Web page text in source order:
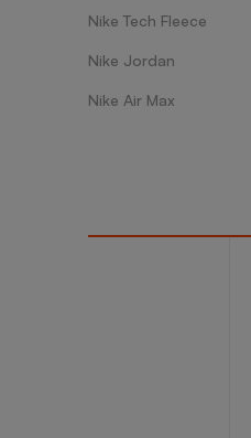
Nike Tech Fleece
Nike Jordan
Nike Air Max